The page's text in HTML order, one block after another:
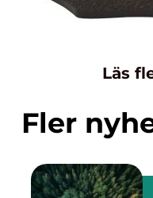
Läs
Fler